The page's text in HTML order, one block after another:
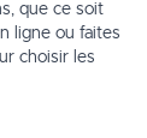
que ce soit
ligne ou faites
choisir les